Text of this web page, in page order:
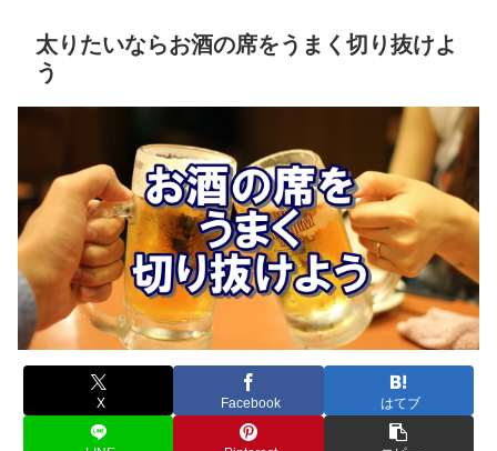
太りたいならお酒の席をうまく切り抜けよ
う
X Facebook はてブ